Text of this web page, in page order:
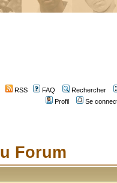
RSS FAQ
Rechercher
Profil
Se
Forum